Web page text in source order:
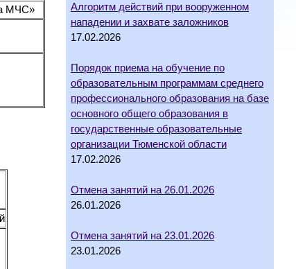
Алгоритм действий при вооруженном
нападении и захвате заложников
17.02.2026
Порядок приема на обучение по
образовательным программам среднего
профессионального образования на базе
основного общего образования в
государственные образовательные
организации Тюменской области
17.02.2026
Отмена занятий на 26.01.2026
26.01.2026
Отмена занятий на 23.01.2026
23.01.2026
МЧС»